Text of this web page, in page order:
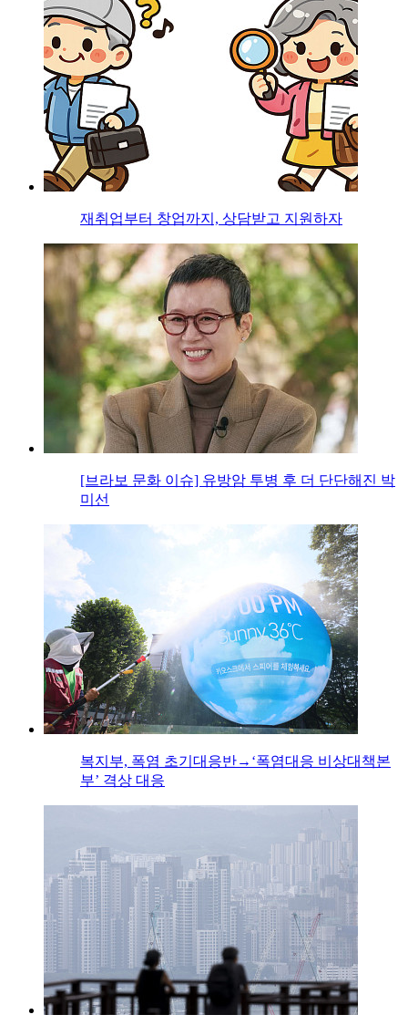
재취업부터 창업까지, 상담받고 지원하자
[브라보 문화 이슈] 유방암 투병 후 더 단단해진 박
미선
복지부, 폭염 초기대응반→‘폭염대응 비상대책본
부’ 격상 대응